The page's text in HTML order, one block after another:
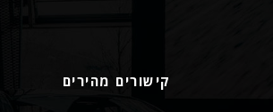
קישורים מהירים